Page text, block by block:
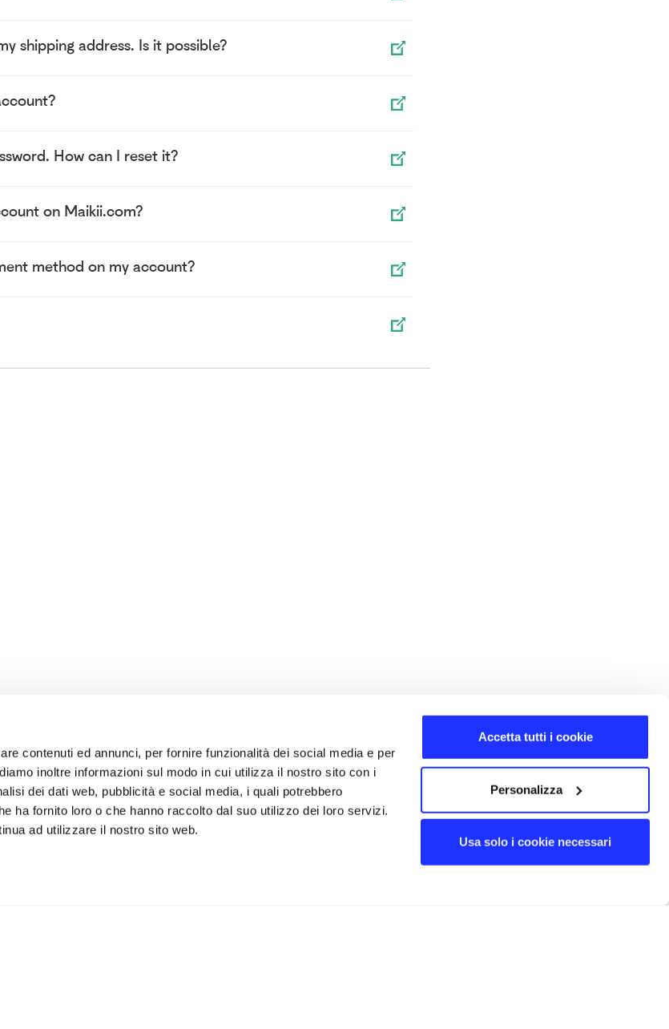
contenuti ed annunci, per fornire funzionalità dei social media e per
inoltre informazioni sul modo in cui utilizza il nostro sito con i
dei dati web, pubblicità e social media, i quali potrebbero
ha fornito loro o che hanno raccolto dal suo utilizzo dei loro servizi.
ad utilizzare il nostro sito web.
Accetta tutti i cookie
Personalizza
Usa solo i cookie necessari
shipping address. Is it possible?
How can I reset it?
on Maikii.com?
method on my account?